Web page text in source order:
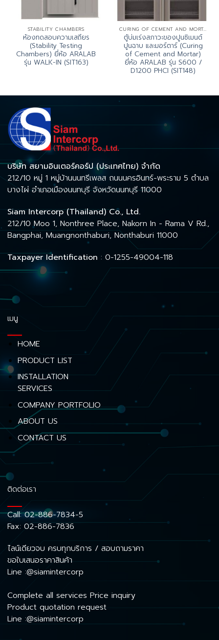
STABILITY CHAMBERS
ห้องทดสอบความเสถียร
(Stability Testing
Chambers) ยี่ห้อ ARALAB
รุ่น WALK-IN (SIT163)
CURING OF CEMENT AND MORTAR
ตู้บ่มเร่งสภาวะของปูนซิเมนต์
ปูนฉาบ และมอร์ตาร์ (Curing
of Cement and Mortar)
ยี่ห้อ ARALAB รุ่น S600 /
D1200 PHCI (SIT148)
บริษัท สยามอินเตอร์คอร์ป (ประเทศไทย) จำกัด
212/10 หมู่ 1 หมู่บ้านนนทรีเพลส ถนนนครอินทร์-พระราม 5 ตำบล
บางไผ่ อำเภอเมืองนนทบุรี จังหวัดนนทบุรี 11000
Siam Intercorp (Thailand) Co., Ltd.
212/10 Moo 1, Nonthree Place, Nakorn In - Rama V Rd.,
Bangphai, Muangnonthaburi, Nonthaburi 11000
Taxpayer Identification : 0-1255-49004-118
เมนู
HOME
PRODUCT LIST
INSTALLATION
SERVICES
COMPANY PORTFOLIO
ABOUT US
CONTACT US
ติดต่อเรา
Call:02-886-7834-5
Fax: 02-886-7836
ไลน์เดียวจบ ครบทุกบริการ / สอบถามราคา
ขอใบเสนอราคาสินค้า
Line :@siamintercorp
Complete all services Price inquiry
Product quotation request
Line :@siamintercorp